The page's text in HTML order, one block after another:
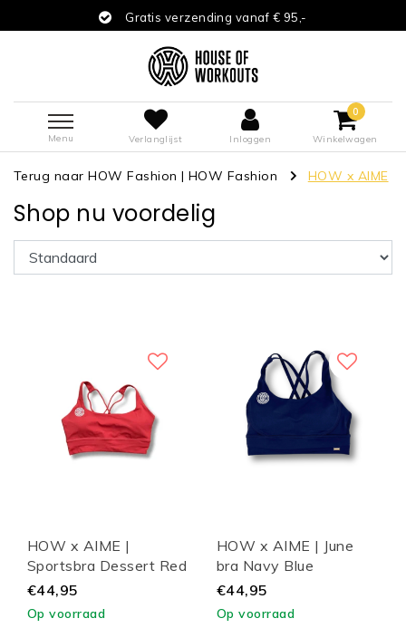
Gratis verzending vanaf € 95,-
Menu Verlanglijst Inloggen
0
Winkelwagen
Terug naar HOW Fashion |HOW Fashion HOW x AIME
Shop nu voordelig
HOW x AIME |
Sportsbra Dessert Red
€44,95
Op voorraad
HOW x AIME | June
bra Navy Blue
€44,95
Op voorraad